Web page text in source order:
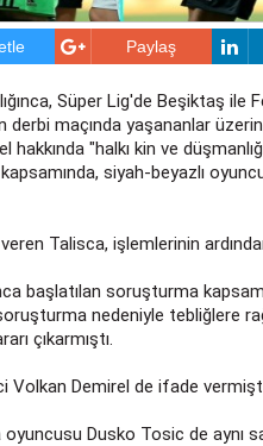
Paylaş
Süper Lig'de Beşiktaş ile
maçında yaşananlar
"halkı kin ve
siyah-beyazlı
Talisca, işlemlerinin
başlatılan soruşturma
nedeniyle tebliğlere
çıkarmıştı.
Volkan Demirel de ifade
Dusko Tosic de aynı